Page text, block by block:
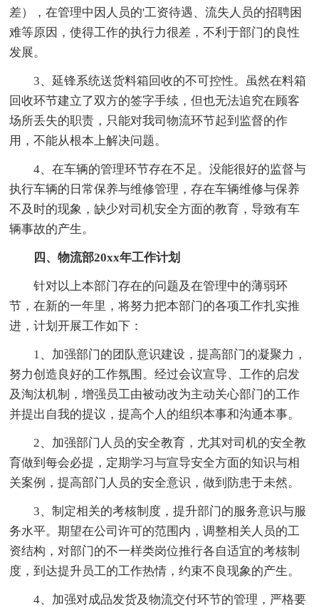
差），在管理中因人员的'工资待遇、流失人员的招聘困
难等原因，使得工作的执行力很差，不利于部门的良性
发展。
3、延锋系统送货料箱回收的不可控性。虽然在料箱
回收环节建立了双方的签字手续，但也无法追究在顾客
场所丢失的职责，只能对我司物流环节起到监督的作
用，不能从根本上解决问题。
4、在车辆的管理环节存在不足。没能很好的监督与
执行车辆的日常保养与维修管理，存在车辆维修与保养
不及时的现象，缺少对司机安全方面的教育，导致有车
辆事故的产生。
四、物流部20xx年工作计划
针对以上本部门存在的问题及在管理中的薄弱环
节，在新的一年里，将努力把本部门的各项工作扎实推
进，计划开展工作如下：
1、加强部门的团队意识建设，提高部门的凝聚力，
努力创造良好的工作氛围。经过会议宣导、工作的启发
及淘汰机制，增强员工由被动改为主动关心部门的工作
并提出自我的提议，提高个人的组织本事和沟通本事。
2、加强部门人员的安全教育，尤其对司机的安全教
育做到每会必提，定期学习与宣导安全方面的知识与相
关案例，提高部门人员的安全意识，做到防患于未然。
3、制定相关的考核制度，提升部门的服务意识与服
务水平。期望在公司许可的范围内，调整相关人员的工
资结构，对部门的不一样类岗位推行各自适宜的考核制
度，到达提升员工的工作热情，约束不良现象的产生。
4、加强对成品发货及物流交付环节的管理，严格要